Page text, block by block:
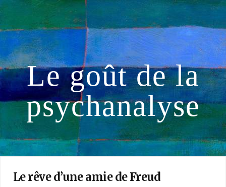
Le goût de la
psychanalyse
Le rêve d’une amie de Freud